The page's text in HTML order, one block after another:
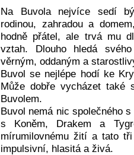
Na Buvola nejvíce sedí
rodinou, zahradou a
hodně přátel, ale trvá mu
vztah. Dlouho hledá
věrným, oddaným a
Buvol se nejlépe hodí ke
Může dobře vycházet také
Buvolem.
Buvol nemá nic společného
s Koněm, Drakem a
mírumilovnému žití a tato
impulsivní, hlasitá a živá.